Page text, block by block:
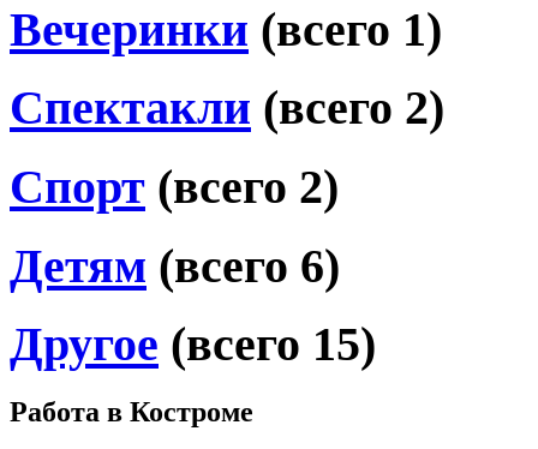
Вечеринки (всего 1)
Спектакли (всего 2)
Спорт (всего 2)
Детям (всего 6)
Другое (всего 15)
Работа в Костроме